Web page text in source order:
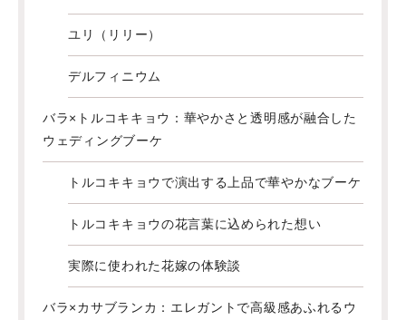
ユリ（リリー）
デルフィニウム
バラ×トルコキキョウ：華やかさと透明感が融合した
ウェディングブーケ
トルコキキョウで演出する上品で華やかなブーケ
トルコキキョウの花言葉に込められた想い
実際に使われた花嫁の体験談
バラ×カサブランカ：エレガントで高級感あふれるウ